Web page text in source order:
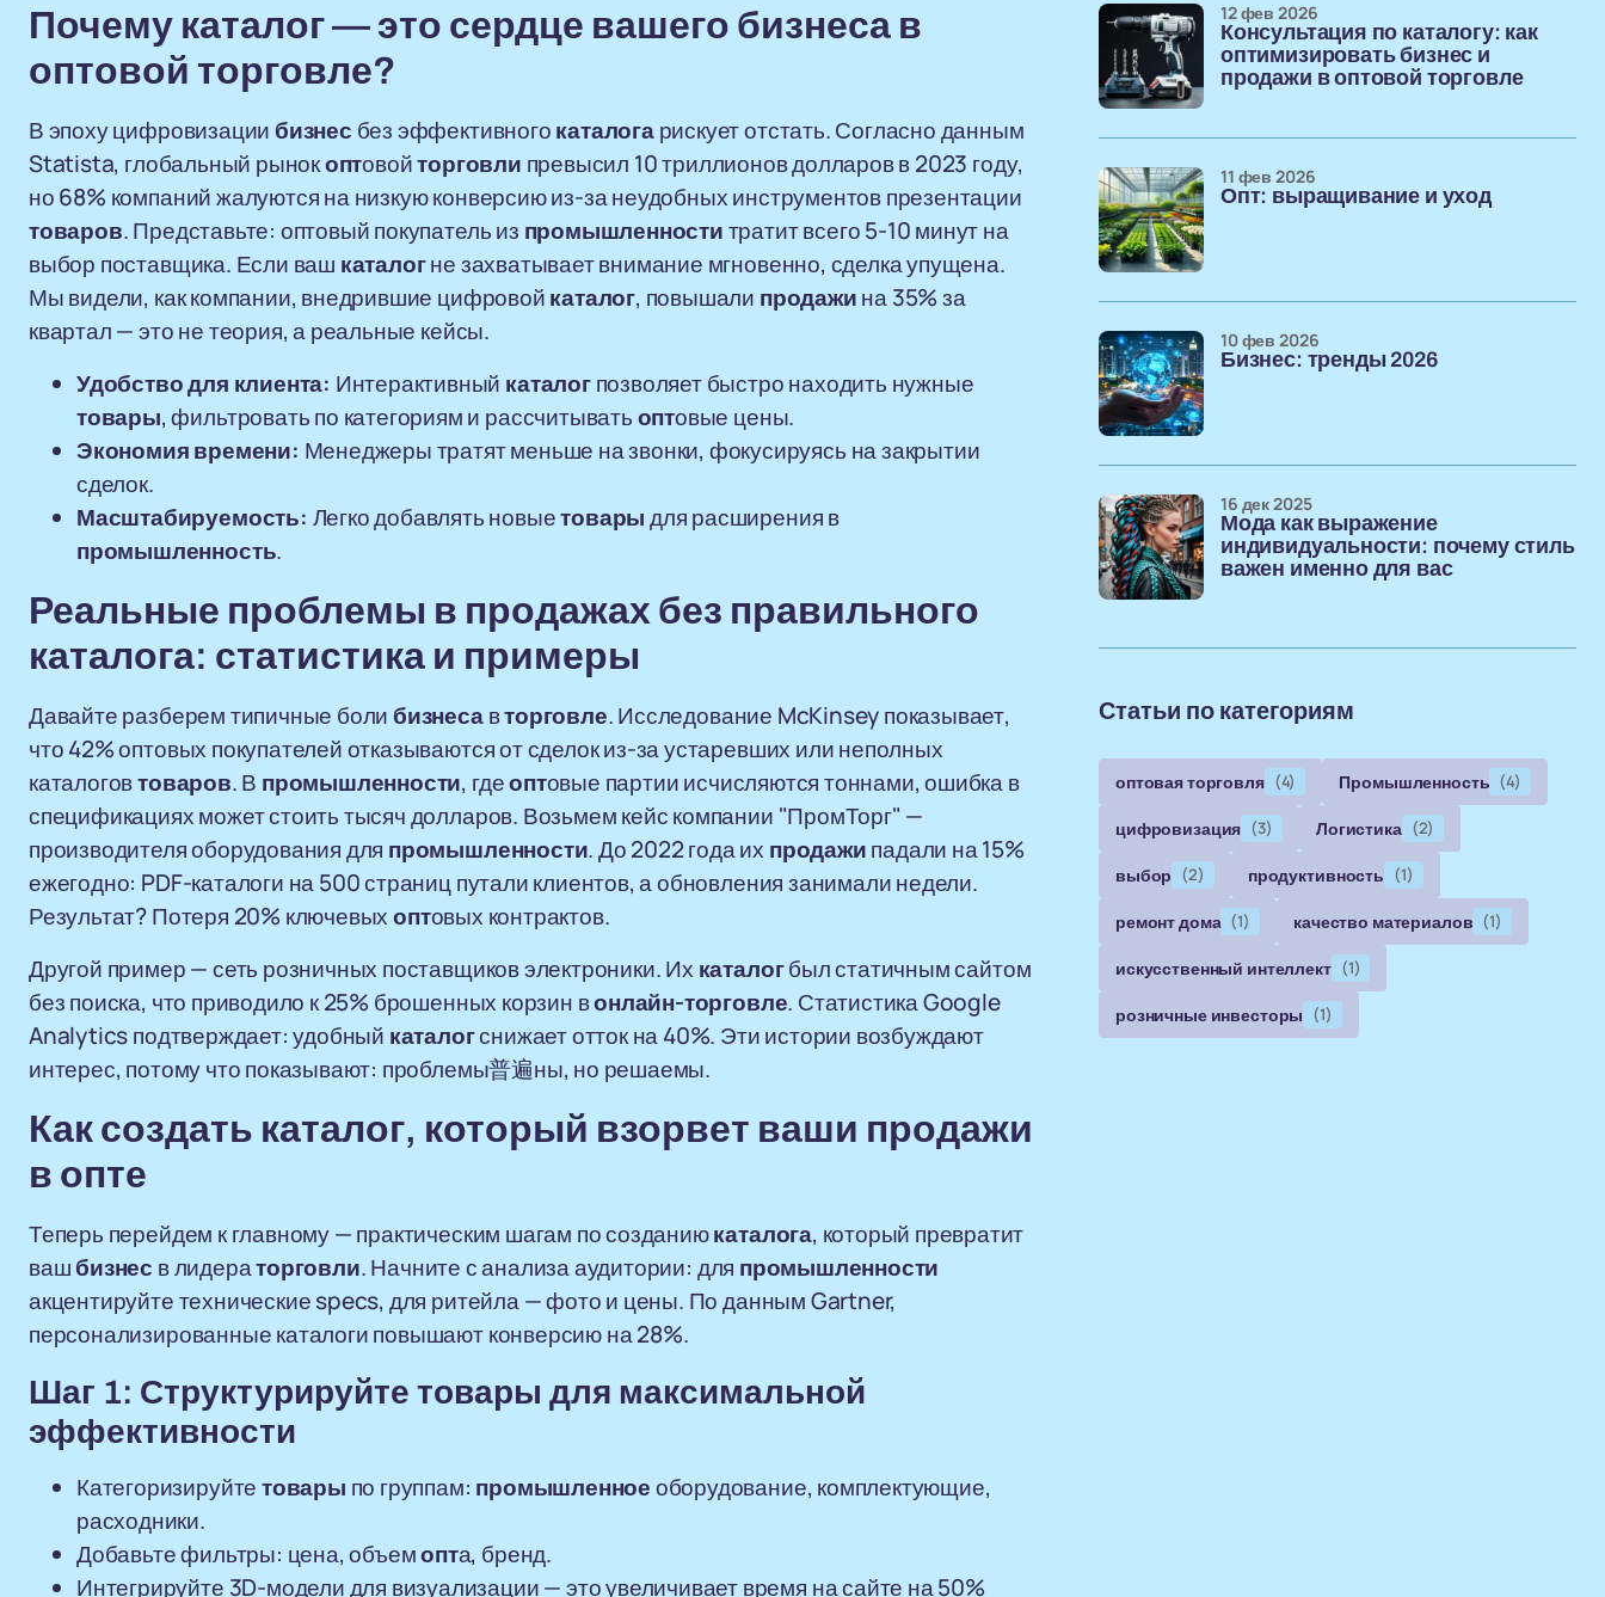
Почему каталог— это сердце вашего бизнеса в
оптовой торговле?
В эпоху цифровизации бизнес без эффективногокаталогарискует отстать. Согласно данным
Statista, глобальный рынокоптовойторговли превысил 10 триллионов долларов в 2023 году,
но 68% компаний жалуются на низкую конверсию из-за неудобных инструментов презентации
товаров. Представьте: оптовый покупатель из промышленноститратит всего 5-10 минут на
выбор поставщика. Если ваш каталогне захватывает внимание мгновенно, сделка упущена.
Мы видели, как компании, внедрившие цифровойкаталог, повышали продажина 35% за
квартал — это не теория, а реальные кейсы.
Удобство для клиента: Интерактивный каталогпозволяет быстро находить нужные
товары, фильтровать по категориям и рассчитыватьоптовые цены.
Экономия времени: Менеджеры тратят меньше на звонки, фокусируясь на закрытии
сделок.
Масштабируемость: Легко добавлять новыетоварыдля расширения в
промышленность.
Реальные проблемы в продажах без правильного
каталога: статистика и примеры
Давайте разберем типичные боли бизнесавторговле. Исследование McKinsey показывает,
что 42% оптовых покупателей отказываются от сделок из-за устаревших или неполных
каталоговтоваров. В промышленности, гдеоптовые партии исчисляются тоннами, ошибка в
спецификациях может стоить тысяч долларов. Возьмем кейс компании "ПромТорг" —
производителя оборудования для промышленности. До 2022 года их продажипадали на 15%
ежегодно: PDF-каталоги на 500 страниц путали клиентов, а обновления занимали недели.
Результат? Потеря 20% ключевыхоптовых контрактов.
Другой пример — сеть розничных поставщиков электроники. Их каталогбыл статичным сайтом
без поиска, что приводило к 25% брошенных корзин вонлайн-торговле. Статистика Google
Analytics подтверждает: удобный каталогснижает отток на 40%. Эти истории возбуждают
интерес, потому что показывают: проблемы普遍ны, но решаемы.
Как создать каталог, который взорвет ваши продажи
в опте
Теперь перейдем к главному — практическим шагам по созданиюкаталога, который превратит
вашбизнес в лидераторговли. Начните с анализа аудитории: для промышленности
акцентируйте технические specs, для ритейла — фото и цены. По данным Gartner,
персонализированные каталоги повышают конверсию на 28%.
Шаг 1: Структурируйте товары для максимальной
эффективности
Категоризируйтетовары по группам: промышленноеоборудование, комплектующие,
расходники.
Добавьте фильтры: цена, объемопта, бренд.
Интегрируйте 3D-модели для визуализации — это увеличивает время на сайте на 50%
Консультация по каталогу: как
оптимизировать бизнес и
продажи в оптовой торговле
12 фев 2026
Опт: выращивание и уход
11 фев 2026
Бизнес: тренды 2026
10 фев 2026
Мода как выражение
индивидуальности: почему стиль
важен именно для вас
16 дек 2025
Статьи по категориям
оптовая торговля (4) Промышленность (4)
цифровизация (3) Логистика (2)
выбор (2) продуктивность (1)
ремонт дома (1) качество материалов (1)
искусственный интеллект (1)
розничные инвесторы (1)